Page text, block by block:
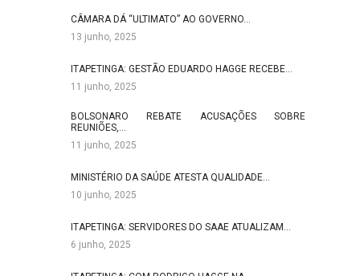
CÂMARA DÁ “ULTIMATO” AO GOVERNO…
13 junho, 2025
ITAPETINGA: GESTÃO EDUARDO HAGGE RECEBE…
11 junho, 2025
BOLSONARO REBATE ACUSAÇÕES SOBRE
REUNIÕES,…
11 junho, 2025
MINISTÉRIO DA SAÚDE ATESTA QUALIDADE…
10 junho, 2025
ITAPETINGA: SERVIDORES DO SAAE ATUALIZAM…
6 junho, 2025